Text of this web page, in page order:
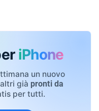
iPhone
un nuovo
già pronti da
per tutti.